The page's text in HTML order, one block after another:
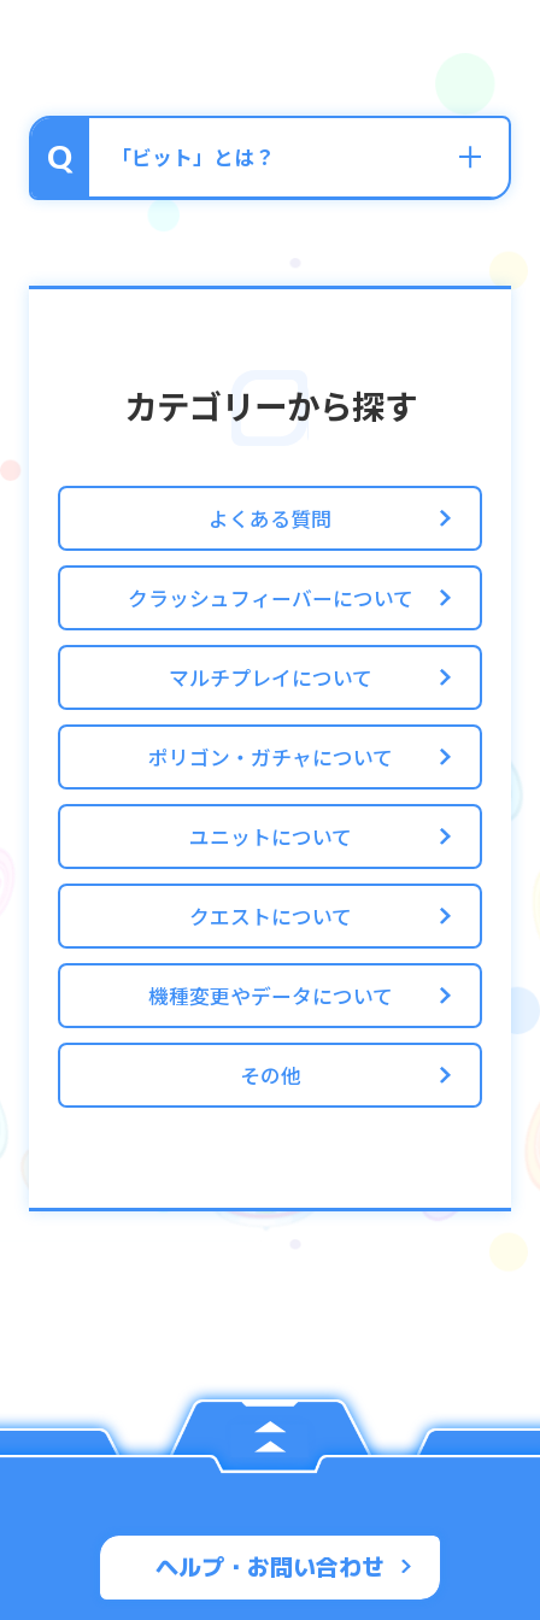
「ビット」とは？
ユニットの強化・覚醒に使用できます。
・クエストクリア時の報酬
・スクラッチボーナス報酬
ビットの表示上限は2,147,483,647です。
上限を超えてビットを獲得した際、カウント
はされますが表示は変わりません。
カテゴリーから探す
よくある質問
クラッシュフィーバーについて
マルチプレイについて
ポリゴン・ガチャについて
ユニットについて
クエストについて
機種変更やデータについて
その他
ヘルプ・お問い合わせ